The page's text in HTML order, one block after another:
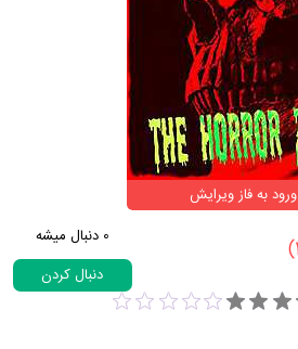
ورود به فاز ویرایش
0 دنبال میشه
دنبال کردن